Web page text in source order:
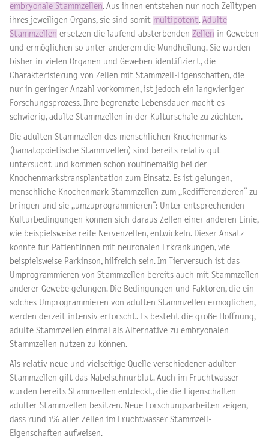
embryonale Stammzellen. Aus ihnen entstehen nur noch Zelltypen
ihres jeweiligen Organs, sie sind somit multipotent. Adulte
Stammzellen ersetzen die laufend absterbenden Zellen in Geweben
und ermöglichen so unter anderem die Wundheilung. Sie wurden
bisher in vielen Organen und Geweben identifiziert, die
Charakterisierung von Zellen mit Stammzell-Eigenschaften, die
nur in geringer Anzahl vorkommen, ist jedoch ein langwieriger
Forschungsprozess. Ihre begrenzte Lebensdauer macht es
schwierig, adulte Stammzellen in der Kulturschale zu züchten.
Die adulten Stammzellen des menschlichen Knochenmarks
(hämatopoietische Stammzellen) sind bereits relativ gut
untersucht und kommen schon routinemäßig bei der
Knochenmarkstransplantation zum Einsatz. Es ist gelungen,
menschliche Knochenmark-Stammzellen zum „Redifferenzieren“ zu
bringen und sie „umzuprogrammieren“: Unter entsprechenden
Kulturbedingungen können sich daraus Zellen einer anderen Linie,
wie beispielsweise reife Nervenzellen, entwickeln. Dieser Ansatz
könnte für PatientInnen mit neuronalen Erkrankungen, wie
beispielsweise Parkinson, hilfreich sein. Im Tierversuch ist das
Umprogrammieren von Stammzellen bereits auch mit Stammzellen
anderer Gewebe gelungen. Die Bedingungen und Faktoren, die ein
solches Umprogrammieren von adulten Stammzellen ermöglichen,
werden derzeit intensiv erforscht. Es besteht die große Hoffnung,
adulte Stammzellen einmal als Alternative zu embryonalen
Stammzellen nutzen zu können.
Als relativ neue und vielseitige Quelle verschiedener adulter
Stammzellen gilt das Nabelschnurblut. Auch im Fruchtwasser
wurden bereits Stammzellen entdeckt, die die Eigenschaften
adulter Stammzellen besitzen. Neue Forschungsarbeiten zeigen,
dass rund 1% aller Zellen im Fruchtwasser Stammzell-
Eigenschaften aufweisen.